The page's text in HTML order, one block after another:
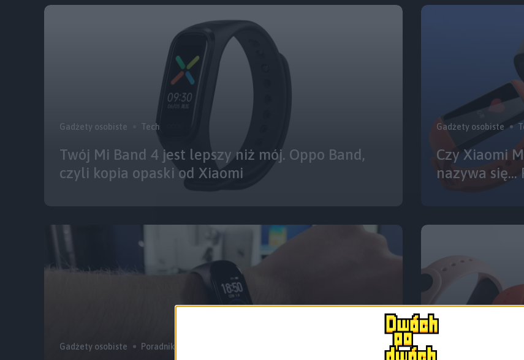
Gadżety osobiste Tech
Twój Mi Band 4 jest lepszy niż mój. Oppo Band,
czyli kopia opaski od Xiaomi
Gadżety osobiste
Czy Xiaomi
nazywa się…
Gadżety osobiste Poradniki